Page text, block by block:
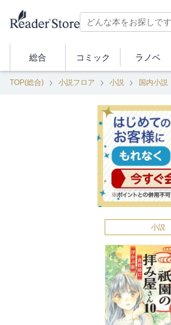
総合 コミック ラノベ
TOP(総合) 小説フロア 小説 国内小説
小説